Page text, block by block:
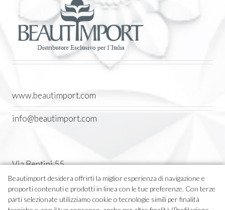
www.beautimport.com
info@beautimport.com
Via Bentini 55
Castel Maggiore (BO) Italia
Tel. 051 7094611
Beautimport desidera offrirti la miglior esperienza di navigazione e
proporti contenuti e prodotti in linea con le tue preferenze. Con terze
parti selezionate utilizziamo cookie o tecnologie simili per finalità